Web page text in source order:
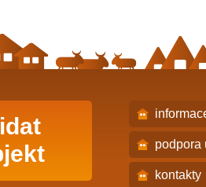
podpora
kontakty